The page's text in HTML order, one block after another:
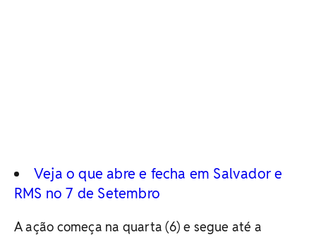
Veja o que abre e fecha em Salvador e
RMS no 7 de Setembro
A ação começa na quarta (6) e segue até a